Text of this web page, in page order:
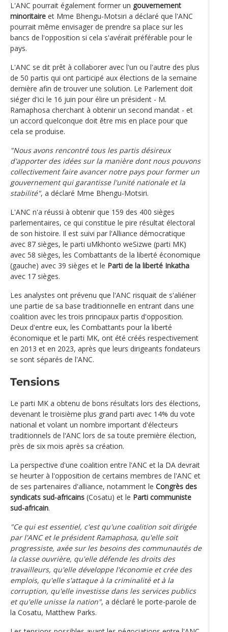
L'ANC pourrait également former un gouvernement
minoritaire et Mme Bhengu-Motsiri a déclaré que l'ANC
pourrait même envisager de prendre sa place sur les
bancs de l'opposition si cela s'avérait préférable pour le
pays.
L'ANC se dit prêt à collaborer avec l'un ou l'autre des plus
de 50 partis qui ont participé aux élections de la semaine
dernière afin de trouver une solution. Le Parlement doit
siéger d'ici le 16 juin pour élire un président - M.
Ramaphosa cherchant à obtenir un second mandat - et
un accord quelconque doit être mis en place pour que
cela se produise.
"Nous avons rencontré tous les partis désireux
d'apporter des idées sur la manière dont nous pouvons
collectivement faire avancer notre pays pour former un
gouvernement qui garantisse l'unité nationale et la
stabilité", a déclaré Mme Bhengu-Motsiri.
L'ANC n'a réussi à obtenir que 159 des 400 sièges
parlementaires, ce qui constitue le pire résultat électoral
de son histoire. Il est suivi par l'Alliance démocratique
avec 87 sièges, le parti uMkhonto weSizwe (parti MK)
avec 58 sièges, les Combattants de la liberté économique
(gauche) avec 39 sièges et le Parti de la liberté Inkatha
avec 17 sièges.
Les analystes ont prévenu que l'ANC risquait de s'aliéner
une partie de sa base traditionnelle en entrant dans une
coalition avec les trois principaux partis d'opposition.
Deux d'entre eux, les Combattants pour la liberté
économique et le parti MK, ont été créés respectivement
en 2013 et en 2023, après que leurs dirigeants fondateurs
se sont séparés de l'ANC.
Tensions
Le parti MK a obtenu de bons résultats lors des élections,
devenant le troisième plus grand parti avec 14% du vote
national et volant un nombre important d'électeurs
traditionnels de l'ANC lors de sa toute première élection,
près de six mois après sa création.
La perspective d'une coalition entre l'ANC et la DA devrait
se heurter à l'opposition de certains membres de l'ANC et
de ses partenaires d'alliance, notamment le Congrès des
syndicats sud-africains (Cosatu) et le Parti communiste
sud-africain.
"Ce qui est essentiel, c'est qu'une coalition soit dirigée
par l'ANC et le président Ramaphosa, qu'elle soit
progressiste, axée sur les besoins des communautés de
la classe ouvrière, qu'elle défende les droits des
travailleurs, qu'elle développe l'économie et crée des
emplois, qu'elle s'attaque à la criminalité et à la
corruption, qu'elle investisse dans les services publics
et qu'elle unisse la nation", a déclaré le porte-parole de
la Cosatu, Matthew Parks.